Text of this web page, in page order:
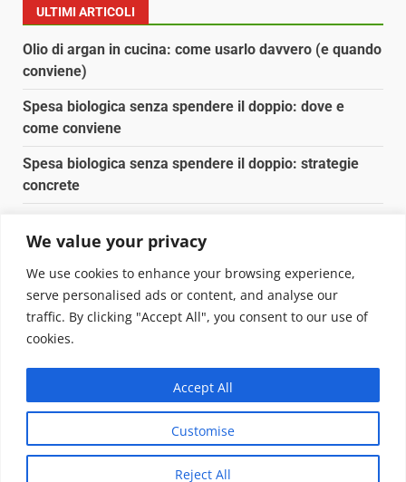
We value your privacy
We use cookies to enhance your browsing experience,
serve personalised ads or content, and analyse our
traffic. By clicking "Accept All", you consent to our use of
cookies.
Customise
Reject All
Accept All
ULTIMI ARTICOLI
Olio di argan in cucina: come usarlo davvero (e quando
conviene)
Spesa biologica senza spendere il doppio: dove e
come conviene
Spesa biologica senza spendere il doppio: strategie
concrete
Pulizia naturale della casa: 3 ingredienti che
sostituiscono 10 prodotti chimici
Copyright © 2025 Biopianeta.it proprietà di Jws Media
Questo blog non è una testata giornalistica, in quanto
viene aggiornato senza alcuna periodicità. Non può
pertanto considerarsi un prodotto editoriale ai sensi
della legge n. 62 del 07.03.2001|DarkNewsvon AF
themes.